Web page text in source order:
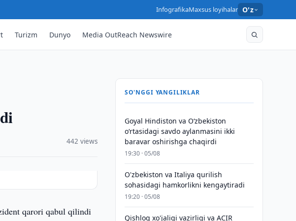
InfografikaMaxsus loyihalar O'z
Turizm Dunyo Media OutReach Newswire
442 views
qarori qabul qilindi
SO'NGGI YANGILIKLAR
Goyal Hindiston va Oʻzbekiston
oʻrtasidagi savdo aylanmasini ikki
baravar oshirishga chaqirdi
19:30 · 05/08
O'zbekiston va Italiya qurilish
sohasidagi hamkorlikni kengaytiradi
19:20 · 05/08
Qishloq xo'jaligi vazirligi va ACIR